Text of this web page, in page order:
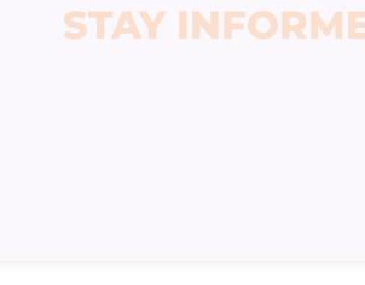
STAY